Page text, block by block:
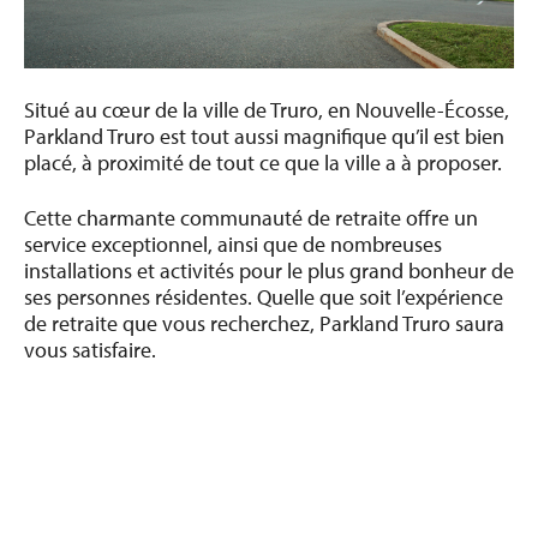
Situé au cœur de la ville de Truro, en Nouvelle-Écosse,
Parkland Truro est tout aussi magnifique qu’il est bien
placé, à proximité de tout ce que la ville a à proposer.
Cette charmante communauté de retraite offre un
service exceptionnel, ainsi que de nombreuses
installations et activités pour le plus grand bonheur de
ses personnes résidentes. Quelle que soit l’expérience
de retraite que vous recherchez, Parkland Truro saura
vous satisfaire.